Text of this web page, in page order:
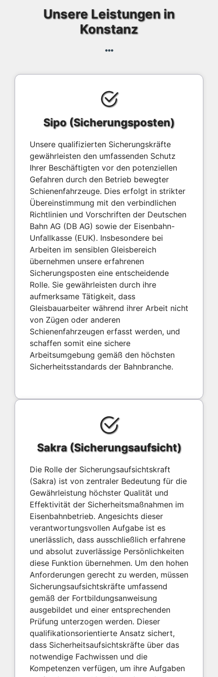
Unsere Leistungen in
Konstanz
Sipo (Sicherungsposten)
Unsere qualifizierten Sicherungskräfte
gewährleisten den umfassenden Schutz
Ihrer Beschäftigten vor den potenziellen
Gefahren durch den Betrieb bewegter
Schienenfahrzeuge. Dies erfolgt in strikter
Übereinstimmung mit den verbindlichen
Richtlinien und Vorschriften der Deutschen
Bahn AG (DB AG) sowie der Eisenbahn-
Unfallkasse (EUK). Insbesondere bei
Arbeiten im sensiblen Gleisbereich
übernehmen unsere erfahrenen
Sicherungsposten eine entscheidende
Rolle. Sie gewährleisten durch ihre
aufmerksame Tätigkeit, dass
Gleisbauarbeiter während ihrer Arbeit nicht
von Zügen oder anderen
Schienenfahrzeugen erfasst werden, und
schaffen somit eine sichere
Arbeitsumgebung gemäß den höchsten
Sicherheitsstandards der Bahnbranche.
Sakra (Sicherungsaufsicht)
Die Rolle der Sicherungsaufsichtskraft
(Sakra) ist von zentraler Bedeutung für die
Gewährleistung höchster Qualität und
Effektivität der Sicherheitsmaßnahmen im
Eisenbahnbetrieb. Angesichts dieser
verantwortungsvollen Aufgabe ist es
unerlässlich, dass ausschließlich erfahrene
und absolut zuverlässige Persönlichkeiten
diese Funktion übernehmen. Um den hohen
Anforderungen gerecht zu werden, müssen
Sicherungsaufsichtskräfte umfassend
gemäß der Fortbildungsanweisung
ausgebildet und einer entsprechenden
Prüfung unterzogen werden. Dieser
qualifikationsorientierte Ansatz sichert,
dass Sicherheitsaufsichtskräfte über das
notwendige Fachwissen und die
Kompetenzen verfügen, um ihre Aufgaben